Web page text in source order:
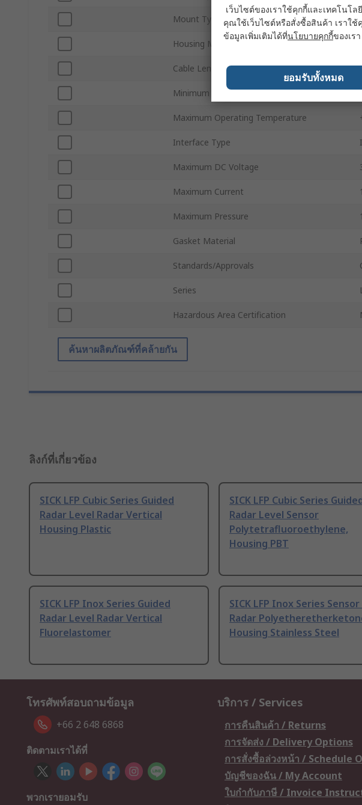
Mount Type
Housing Material
Cable Length
Minimum Operating Temperature
Maximum Operating Temperature
Interface Type
Maximum DC Voltage
Maximum Current
Maximum Pressure
Gasket Material
Standards/Approvals
Series
Hazardous Area Certification
ค้นหาผลิตภัณฑ์ที่คล้ายกัน
ลิงก์ที่เกี่ยวข้อง
SICK LFP Cubic Series Guided
Radar Level Radar Vertical
Housing Plastic
SICK LFP Cubic Series
Radar Level Sensor
Polytetrafluoroethylene,
Housing PBT
SICK LFP Inox Series Guided
Radar Level Radar Vertical
Fluorelastomer
SICK LFP Inox Series
Radar
Housing Stainless Steel
โทรศัพท์สอบถามข้อมูล
+66 2 648 6868
ติดตามเราได้ที่
พวกเรายอมรับ
บริการ / Services
การคืนสินค้า / Returns
การจัดส่ง / Delivery Options
การสั่งซื้อล่วงหน้า / Schedule
บัญชีของฉัน / My Account
ใบกำกับภาษี / Invoice
เว็บไซต์ของเราใช้คุกกี้และเทคโนโ
คุณใช้เว็บไซต์หรือสั่งซื้อสินค้า เราใ
ข้อมูลเพิ่มเติมได้ที่นโยบายคุกกี้ของเรา
ยอมรับทั้งหมด